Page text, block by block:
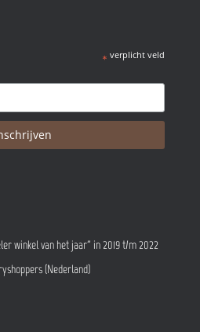
* verplicht veld
winkel van het jaar" in 2019 t/m 2022
(Nederland)